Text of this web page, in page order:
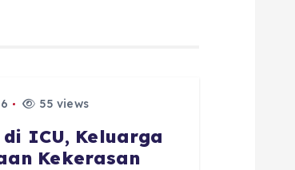
55 views
ICU, Keluarga
Kekerasan